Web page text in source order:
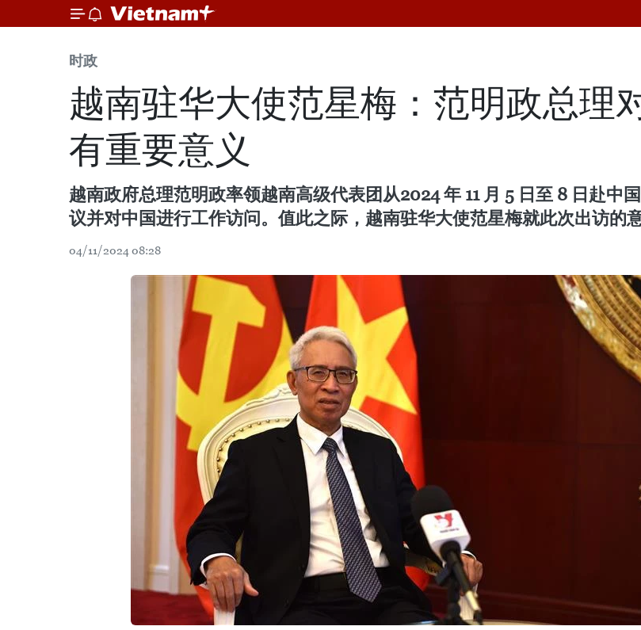
时政
越南驻华大使范星梅：范明政总理
有重要意义
越南政府总理范明政率领越南高级代表团从2024 年 11 月 5 日至 8 日赴中
议并对中国进行工作访问。值此之际，越南驻华大使范星梅就此次出访的
04/11/2024 08:28